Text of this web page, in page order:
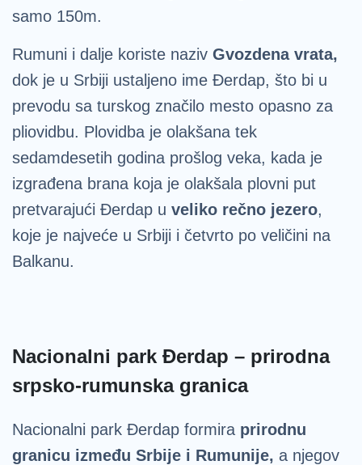
samo 150m.
Rumuni i dalje koriste naziv Gvozdena vrata,
dok je u Srbiji ustaljeno ime Đerdap, što bi u
prevodu sa turskog značilo mesto opasno za
pliovidbu. Plovidba je olakšana tek
sedamdesetih godina prošlog veka, kada je
izgrađena brana koja je olakšala plovni put
pretvarajući Đerdap u veliko rečno jezero,
koje je najveće u Srbiji i četvrto po veličini na
Balkanu.
Nacionalni park Đerdap – prirodna
srpsko-rumunska granica
Nacionalni park Đerdap formira prirodnu
granicu između Srbije i Rumunije, a njegov